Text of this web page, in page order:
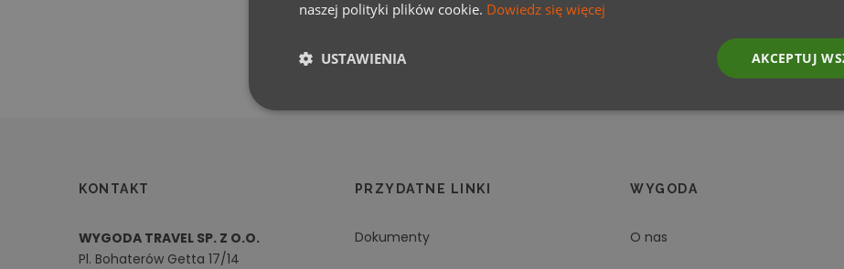
KONTAKT
WYGODA TRAVEL SP. Z O.O.
Pl. Bohaterów Getta 17/14
PRZYDATNE LINKI
Dokumenty
WYGODA
O nas
naszej polityki plików cookie. Dowiedz się więcej
AKCEPTUJ
USTAWIENIA